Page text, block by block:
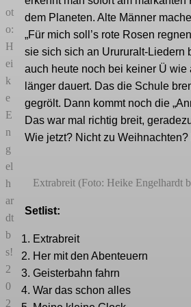
ot
o:
H
ei
k
e
E
n
g
el
h
ar
dt
b
s!
2
0
2
dem Planeten. Alte Männer
„Für mich soll’s rote Rosen
sie sich sich an Urururalt-Liedern
auch heute noch bei keiner Ü
länger dauert. Das die Schule
gegrölt. Dann kommt noch die
Das war mal richtig breit,
Wie jetzt? Nicht zu
Extrabreit (Foto: Heike Engelhardt
Setlist:
Extrabreit
Her mit den Abenteuern
Geisterbahn fahrn
War das schon alles